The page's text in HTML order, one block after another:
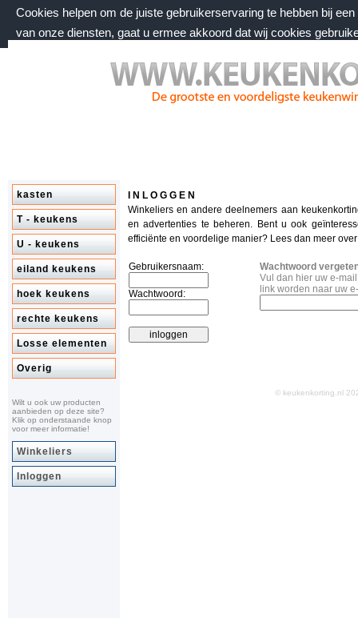
Cookies helpen om de juiste gebruikerservaring te hebben bij
van onze diensten, gaat u ermee akkoord dat wij cookies
donderdag 6 augustus 2026, 13:20 uur
Welkom bij keukenkorting.nl
kasten
T - keukens
U - keukens
eiland keukens
hoek keukens
rechte keukens
Losse elementen
Overig
Wilt u ook uw producten
aanbieden op deze site?
Klik op onderstaande knop
voor meer informatie!
Winkeliers
Inloggen
I N L O G G E N
Winkeliers en andere deelnemers aan
en advertenties te beheren. Bent u ook
efficiënte en voordelige manier? Lees dan meer
Gebruikersnaam:
Wachtwoord:
Wachtwoord
Vul dan hier uw e-
link worden naar uw
© keukenkorting.nl